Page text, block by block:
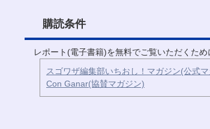
購読条件
レポート(電子書籍)を無料でご覧いただくた
スゴワザ編集部いちおし！マガジン(公式
Con Ganar(協賛マガジン)